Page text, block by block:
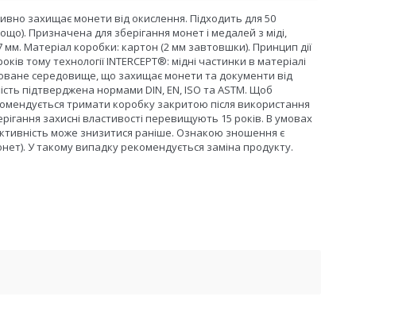
захищає монети від окислення. Підходить для 50
Призначена для зберігання монет і медалей з міді,
мм. Матеріал коробки: картон (2 мм завтовшки). Принцип дії
тому технології INTERCEPT®: мідні частинки в матеріалі
середовище, що захищає монети та документи від
підтверджена нормами DIN, EN, ISO та ASTM. Щоб
тримати коробку закритою після використання
захисні властивості перевищують 15 років. В умовах
може знизитися раніше. Ознакою зношення є
У такому випадку рекомендується заміна продукту.